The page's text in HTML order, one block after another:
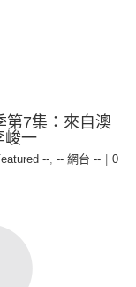
第7集：來自澳
峻一
--, -- 網台 --
0